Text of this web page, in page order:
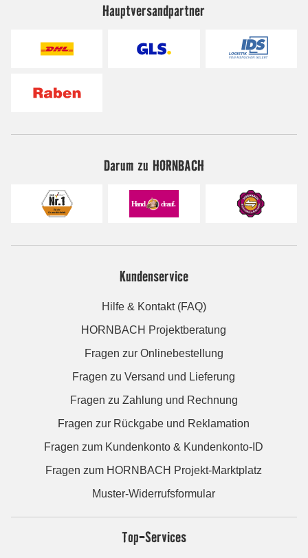
Hauptversandpartner
Darum zu HORNBACH
Kundenservice
Hilfe & Kontakt (FAQ)
HORNBACH Projektberatung
Fragen zur Onlinebestellung
Fragen zu Versand und Lieferung
Fragen zu Zahlung und Rechnung
Fragen zur Rückgabe und Reklamation
Fragen zum Kundenkonto & Kundenkonto-ID
Fragen zum HORNBACH Projekt-Marktplatz
Muster-Widerrufsformular
Top-Services